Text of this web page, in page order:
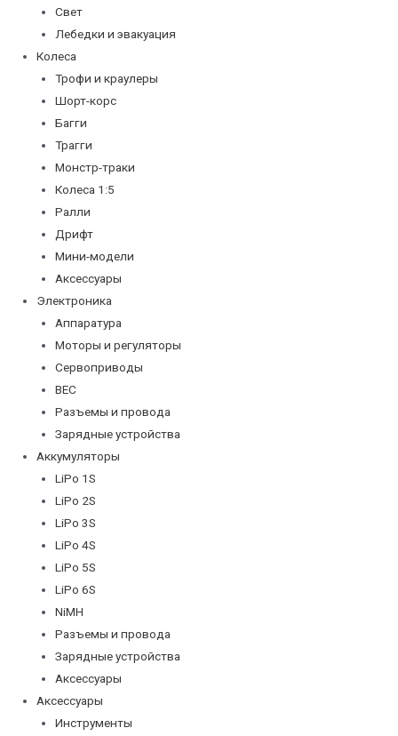
Свет
Лебедки и эвакуация
Колеса
Трофи и краулеры
Шорт-корс
Багги
Трагги
Монстр-траки
Колеса 1:5
Ралли
Дрифт
Мини-модели
Аксессуары
Электроника
Аппаратура
Моторы и регуляторы
Сервоприводы
BEC
Разъемы и провода
Зарядные устройства
Аккумуляторы
LiPo 1S
LiPo 2S
LiPo 3S
LiPo 4S
LiPo 5S
LiPo 6S
NiMH
Разъемы и провода
Зарядные устройства
Аксессуары
Аксессуары
Инструменты